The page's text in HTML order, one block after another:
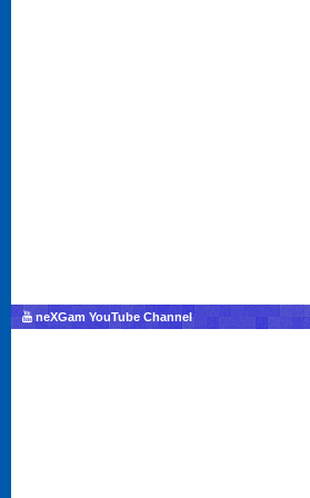
neXGam YouTube Channel